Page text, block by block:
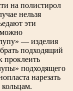
на полистирол
нельзя
эти
— изделия
подходящий
проклеить
подходящего
нарезать